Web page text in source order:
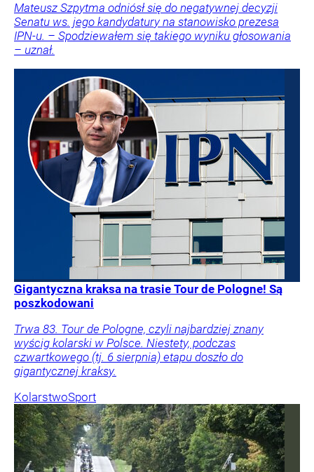
Mateusz Szpytma odniósł się do negatywnej decyzji
Senatu ws. jego kandydatury na stanowisko prezesa
IPN-u. – Spodziewałem się takiego wyniku głosowania
– uznał.
Gigantyczna kraksa na trasie Tour de Pologne! Są
poszkodowani
Trwa 83. Tour de Pologne, czyli najbardziej znany
wyścig kolarski w Polsce. Niestety, podczas
czwartkowego (tj. 6 sierpnia) etapu doszło do
gigantycznej kraksy.
KolarstwoSport